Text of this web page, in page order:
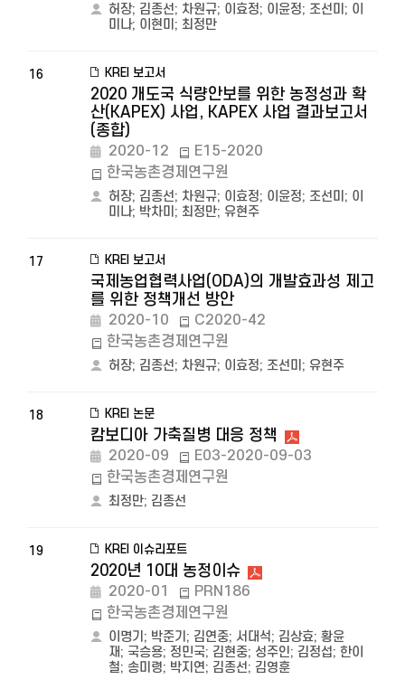
허장; 김종선; 차원규; 이효정; 이윤정; 조선미 ; 이
미나; 이현미 ; 최정만
16 KREI 보고서
2020 개도국 식량안보를 위한 농정성과 확
산(KAPEX) 사업, KAPEX 사업 결과보고서
(종합)
2020-12
E15-2020
한국농촌경제연구원
허장; 김종선; 차원규; 이효정; 이윤정; 조선미 ; 이
미나; 박차미 ; 최정만; 유현주
17 KREI 보고서
국제농업협력사업(ODA)의 개발효과성 제고
를 위한 정책개선 방안
2020-10
C2020-42
한국농촌경제연구원
허장; 김종선; 차원규; 이효정; 조선미 ; 유현주
18 KREI 논문
캄보디아 가축질병 대응 정책
2020-09
E03-2020-09-03
한국농촌경제연구원
최정만; 김종선
19 KREI 이슈리포트
2020년 10대 농정이슈
2020-01
PRN186
한국농촌경제연구원
이명기 ; 박준기 ; 김연중; 서대석; 김상효; 황윤
재; 국승용; 정민국; 김현중; 성주인; 김정섭; 한이
철; 송미령; 박지연; 김종선; 김영훈